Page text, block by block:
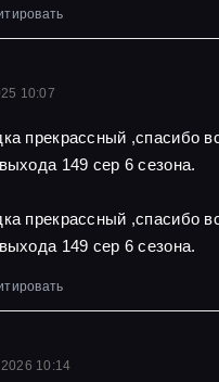
10:07
прекрассный ,спасибо
149 сер 6 сезона.
прекрассный ,спасибо
149 сер 6 сезона.
10:14